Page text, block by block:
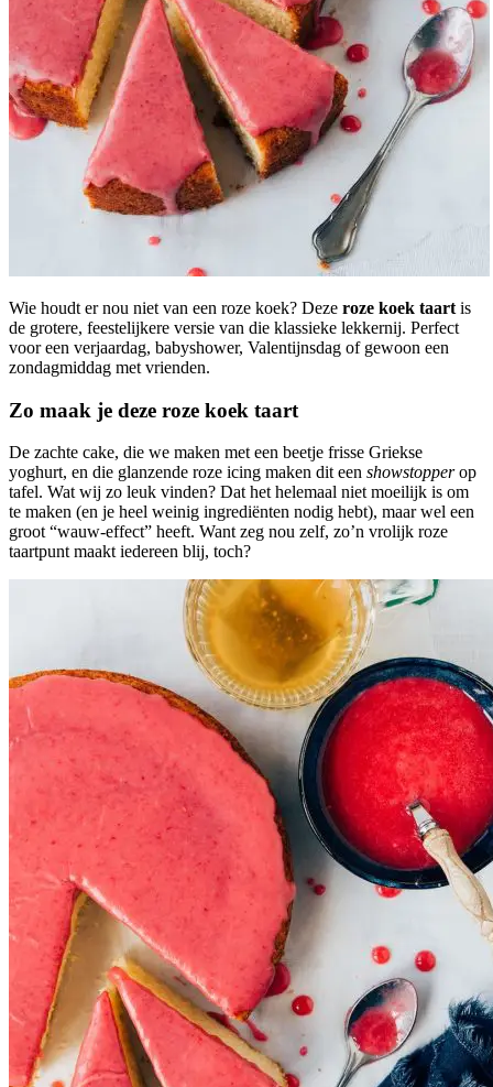
Wie houdt er nou niet van een roze koek? Deze roze koek taart is
de grotere, feestelijkere versie van die klassieke lekkernij. Perfect
voor een verjaardag, babyshower, Valentijnsdag of gewoon een
zondagmiddag met vrienden.
Zo maak je deze roze koek taart
De zachte cake, die we maken met een beetje frisse Griekse
yoghurt, en die glanzende roze icing maken dit een showstopperop
tafel. Wat wij zo leuk vinden? Dat het helemaal niet moeilijk is om
te maken (en je heel weinig ingrediënten nodig hebt), maar wel een
groot “wauw-effect” heeft. Want zeg nou zelf, zo’n vrolijk roze
taartpunt maakt iedereen blij, toch?